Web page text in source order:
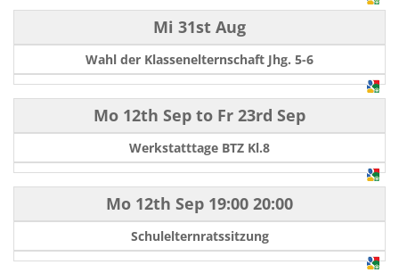
Mi 31st Aug
Wahl der Klassenelternschaft Jhg. 5-6
Mo 12th Sep to Fr 23rd Sep
Werkstatttage BTZ Kl.8
Mo 12th Sep 19:00 20:00
Schulelternratssitzung